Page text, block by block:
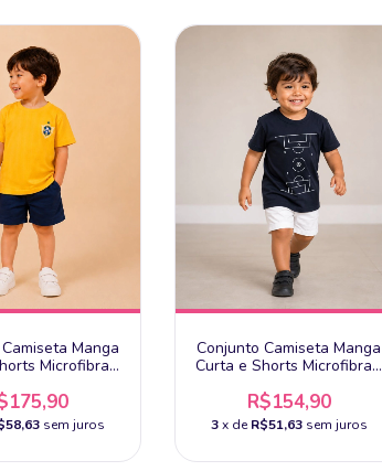
Manga
Microfibra -
sem juros
Conjunto Camiseta Manga
Curta e Shorts Microfibra -
R$154,90
3 x deR$51,63 sem juros